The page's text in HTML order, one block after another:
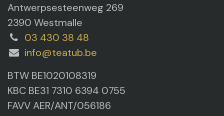
Antwerpsesteenweg 269
2390 Westmalle
03 430 38 48
info@teatub.be
BTW BE1020108319
KBC BE31 7310 6394 0755
FAVV AER/ANT/056186